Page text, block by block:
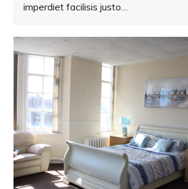
imperdiet facilisis justo…